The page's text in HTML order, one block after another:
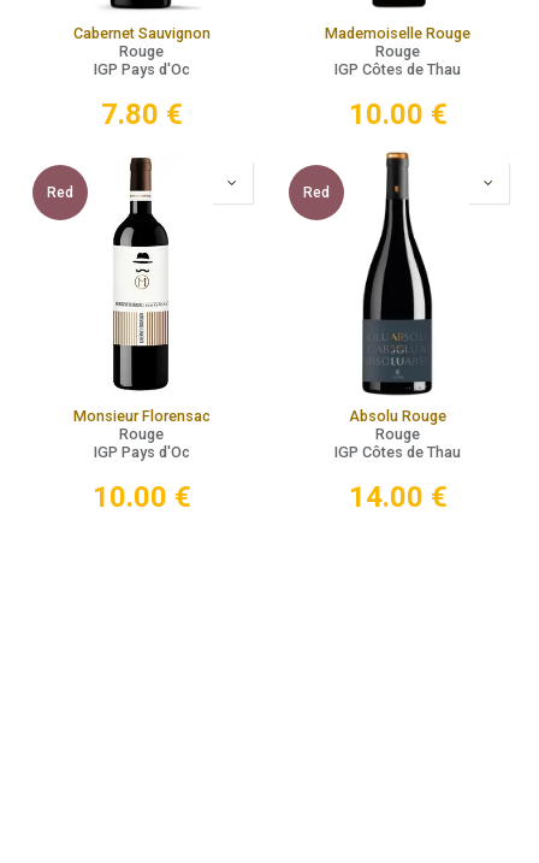
Cabernet Sauvignon
Rouge
IGP Pays d'Oc
7.80 €
Mademoiselle Rouge
Rouge
IGP Côtes de Thau
10.00 €
Red
Monsieur Florensac
Rouge
IGP Pays d'Oc
10.00 €
Red
Absolu Rouge
Rouge
IGP Côtes de Thau
14.00 €